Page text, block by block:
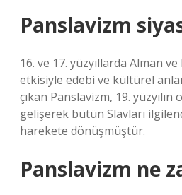
Panslavizm
16. ve 17. yüzyıllarda Alman
etkisiyle edebi ve kültürel
çıkan Panslavizm, 19.
gelişerek bütün Slavları
harekete dönüşmüştür.
Panslavizm ne